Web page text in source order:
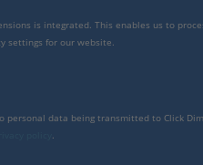
is integrated. This enables us to
settings for our website.
data being transmitted to Click